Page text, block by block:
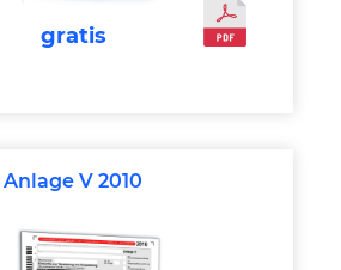
gratis
Anlage V 2010